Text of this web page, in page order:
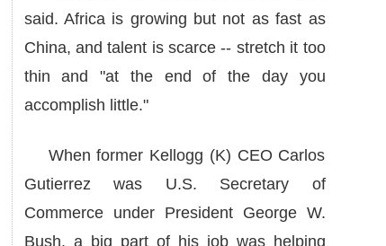
said. Africa is growing but not as fast as
China, and talent is scarce -- stretch it too
thin and "at the end of the day you
accomplish little."
When former Kellogg (K) CEO Carlos
Gutierrez was U.S. Secretary of
Commerce under President George W.
Bush, a big part of his job was helping